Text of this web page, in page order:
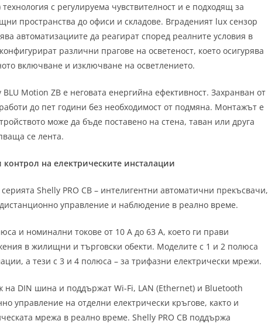
с регулируема чувствителност и е подходящ за
пространства до офиси и складове. Вграденият lux сензор
автоматизациите да реагират според реалните условия в
различни прагове на осветеност, което осигурява
включване и изключване на осветлението.
Motion ZB е неговата енергийна ефективност. Захранван от
до пет години без необходимост от подмяна. Монтажът е
може да бъде поставено на стена, таван или друга
се лента.
контрол на електрическите инсталации
Shelly PRO CB – интелигентни автоматични прекъсвачи,
управление и наблюдение в реално време.
и номинални токове от 10 A до 63 A, което ги прави
в жилищни и търговски обекти. Моделите с 1 и 2 полюса
а тези с 3 и 4 полюса – за трифазни електрически мрежи.
на DIN шина и поддържат Wi-Fi, LAN (Ethernet) и Bluetooth
управление на отделни електрически кръгове, както и
мрежа в реално време. Shelly PRO CB поддържа